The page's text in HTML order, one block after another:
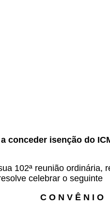
conceder isenção do
102ª reunião ordinária,
celebrar o seguinte
C O N V Ê N I O